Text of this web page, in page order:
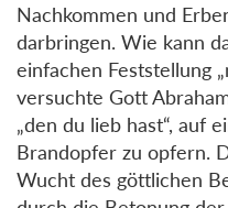
Nachkommen und
darbringen. Wie kann
einfachen Feststellung
versuchte Gott
„den du lieb hast“, auf
Brandopfer zu opfern.
Wucht des göttlichen